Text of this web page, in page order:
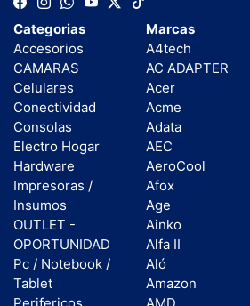
Categorias
Accesorios
CAMARAS
Celulares
Conectividad
Consolas
Electro Hogar
Hardware
Impresoras /
Insumos
OUTLET -
OPORTUNIDAD
Pc / Notebook /
Tablet
Perifericos
Marcas
A4tech
AC ADAPTER
Acer
Acme
Adata
AEC
AeroCool
Afox
Age
Ainko
Alfa II
Aló
Amazon
AMD